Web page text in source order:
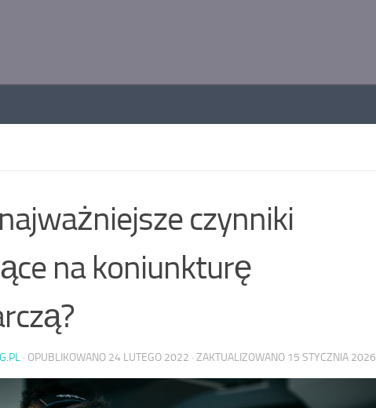
czynniki
na koniunkturę
· OPUBLIKOWANO 24 LUTEGO 2022 · ZAKTUALIZOWANO 15 STYCZNIA 2026